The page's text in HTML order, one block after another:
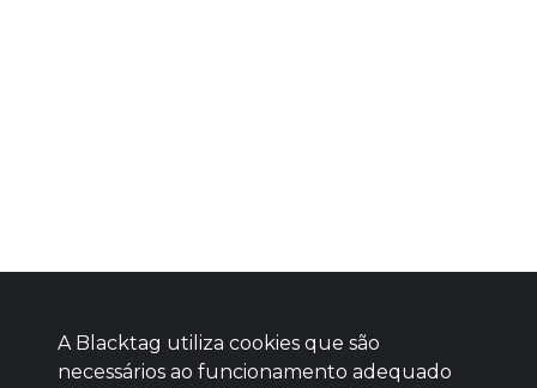
A Blacktag utiliza cookies que são
necessários ao funcionamento adequado